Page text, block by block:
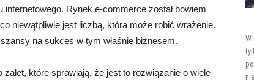
internetowego. Rynek e-commerce został bowiem
niewątpliwie jest liczbą, która może robić wrażenie.
na sukces w tym właśnie biznesem.
które sprawiają, że jest to rozwiązanie o wiele
W